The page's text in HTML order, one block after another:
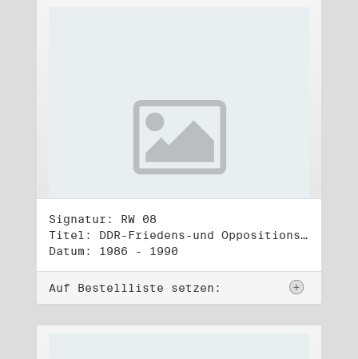
Signatur: RW 08
Titel: DDR-Friedens-und Oppositionsbewegung (1)
Datum: 1986 - 1990
Auf Bestellliste setzen: